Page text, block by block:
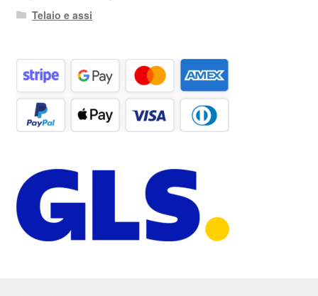
Telaio e assi